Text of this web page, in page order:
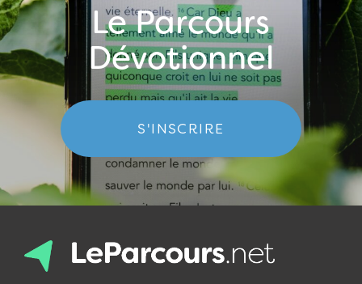
Le Parcours
Dévotionnel
S'INSCRIRE